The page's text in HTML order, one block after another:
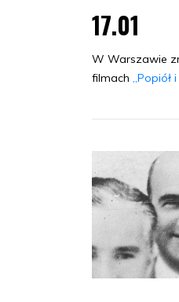
17.01
W Warszawie
filmach „Popiół